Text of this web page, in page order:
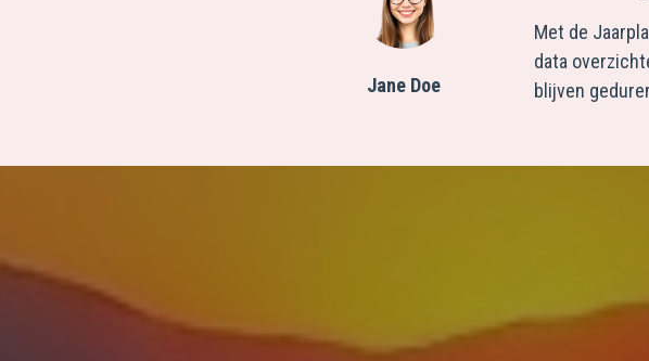
Jane Doe
Met de
data
blijven